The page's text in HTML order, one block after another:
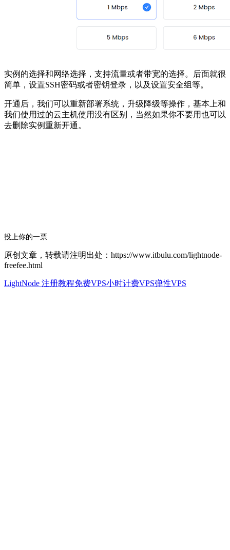
实例的选择和网络选择，支持流量或者带宽的选择。后面就很
简单，设置SSH密码或者密钥登录，以及设置安全组等。
开通后，我们可以重新部署系统，升级降级等操作，基本上和
我们使用过的云主机使用没有区别，当然如果你不要用也可以
去删除实例重新开通。
投上你的一票
原创文章，转载请注明出处：https://www.itbulu.com/lightnode-
freefee.html
LightNode 注册教程免费VPS小时计费VPS弹性VPS